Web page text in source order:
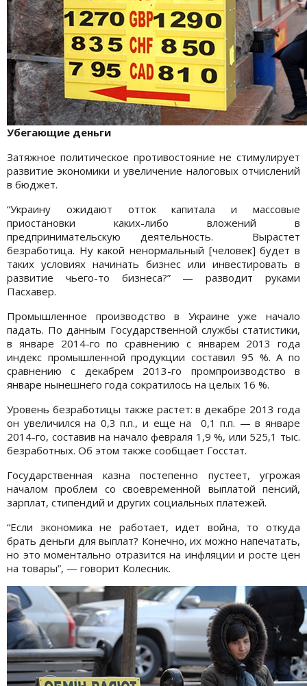
Убегающие деньги
Затяжное политическое противостояние не стимулирует
развитие экономики и увеличение налоговых отчислений
в бюджет.
“Украину ожидают отток капитала и массовые
приостановки каких-либо вложений в
предпринимательскую деятельность. Вырастет
безработица. Ну какой ненормальный [человек] будет в
таких условиях начинать бизнес или инвестировать в
развитие чьего-то бизнеса?” — разводит руками
Пасхавер.
Промышленное производство в Украине уже начало
падать. По данным Государственной службы статистики,
в январе 2014-го по сравнению с январем 2013 года
индекс промышленной продукции составил 95 %. А по
сравнению с декабрем 2013-го промпроизводство в
январе нынешнего года сократилось на целых 16 %.
Уровень безработицы также растет: в декабре 2013 года
он увеличился на 0,3 п.п., и еще на 0,1 п.п. — в январе
2014-го, составив на начало февраля 1,9 %, или 525,1 тыс.
безработных. Об этом также сообщает Госстат.
Государственная казна постепенно пустеет, угрожая
началом проблем со своевременной выплатой пенсий,
зарплат, стипендий и других социальных платежей.
“Если экономика не работает, идет война, то откуда
брать деньги для выплат? Конечно, их можно напечатать,
но это моментально отразится на инфляции и росте цен
на товары”, — говорит Колесник.